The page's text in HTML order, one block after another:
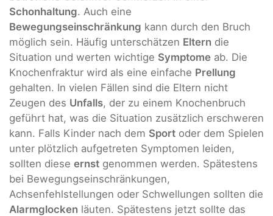
Schonhaltung. Auch eine
Bewegungseinschränkung kann durch den Bruch
möglich sein. Häufig unterschätzen Eltern die
Situation und werten wichtige Symptome ab. Die
Knochenfraktur wird als eine einfache Prellung
gehalten. In vielen Fällen sind die Eltern nicht
Zeugen des Unfalls, der zu einem Knochenbruch
geführt hat, was die Situation zusätzlich erschweren
kann. Falls Kinder nach dem Sport oder dem Spielen
unter plötzlich aufgetreten Symptomen leiden,
sollten diese ernst genommen werden. Spätestens
bei Bewegungseinschränkungen,
Achsenfehlstellungen oder Schwellungen sollten die
Alarmglocken läuten. Spätestens jetzt sollte das